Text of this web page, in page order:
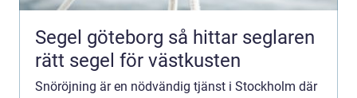
Segel göteborg så hittar seglaren
rätt segel för västkusten
Snöröjning är en nödvändig tjänst i Stockholm där